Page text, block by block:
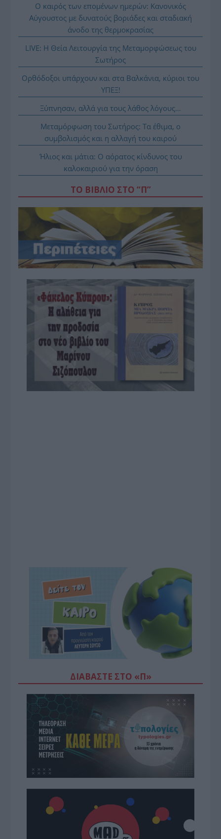
Ο καιρός των επομένων ημερών: Κανονικός
Αύγουστος με δυνατούς βοριάδες και σταδιακή
άνοδο της θερμοκρασίας
LIVE: Η Θεία Λειτουργία της Μεταμορφώσεως του
Σωτήρος
Ορθόδοξοι υπάρχουν και στα Βαλκάνια, κύριοι του
ΥΠΕΞ!
Ξύπνησαν, αλλά για τους λάθος λόγους…
Μεταμόρφωση του Σωτήρος: Τα έθιμα, ο
συμβολισμός και η αλλαγή του καιρού
Ήλιος και μάτια: Ο αόρατος κίνδυνος του
καλοκαιριού για την όραση
ΤΟ ΒΙΒΛΙΟ ΣΤΟ “Π”
ΔΙΑΒΆΣΤΕ ΣΤΟ «Π»